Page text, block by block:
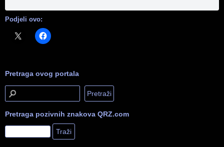
Podjeli ovo:
Pretraga ovog portala
Pretraga pozivnih znakova QRZ.com